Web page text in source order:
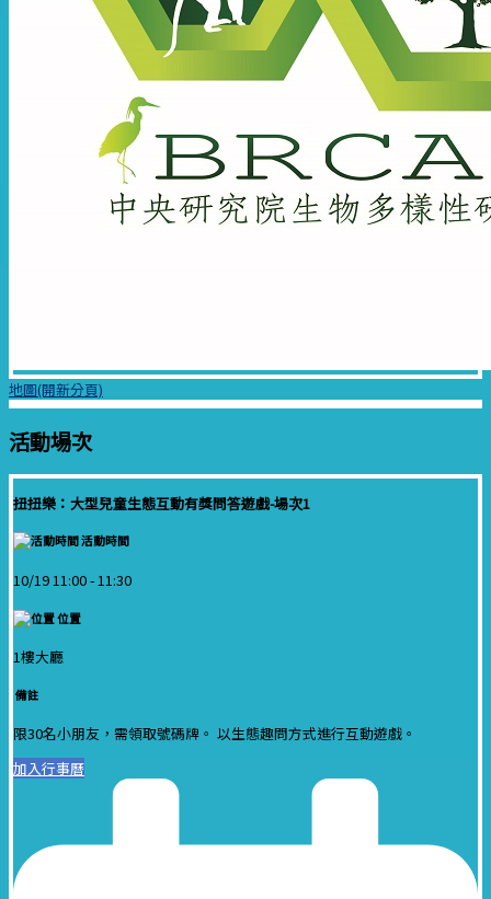
地圖(開新分頁)
活動場次
扭扭樂：大型兒童生態互動有獎問答遊戲-場次1
活動時間
10/19 11:00 -11:30
位置
1樓大廳
備註
限30名小朋友，需領取號碼牌。 以生態趣問方式進行互動遊戲。
加入行事曆